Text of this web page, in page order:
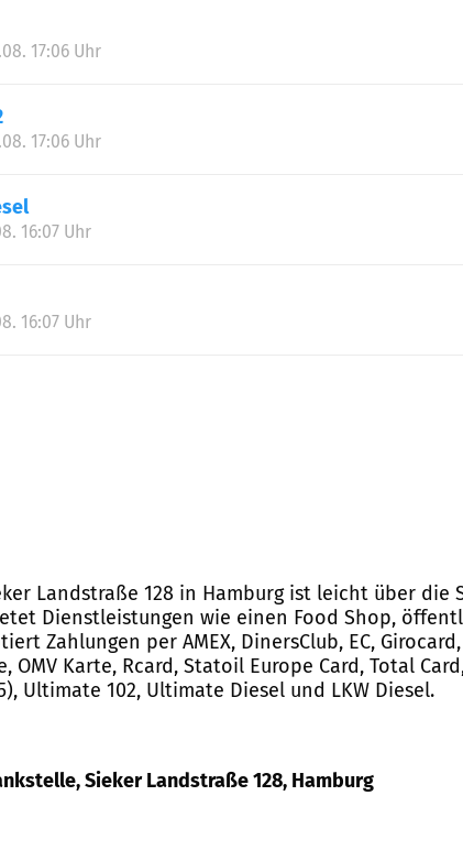
17:06 Uhr
17:06 Uhr
16:07 Uhr
16:07 Uhr
Landstraße 128 in Hamburg ist leicht über
Dienstleistungen wie einen Food Shop,
Zahlungen per AMEX, DinersClub, EC,
OMV Karte, Rcard, Statoil Europe Card, Total
Ultimate 102, Ultimate Diesel und LKW Diesel.
Sieker Landstraße 128, Hamburg